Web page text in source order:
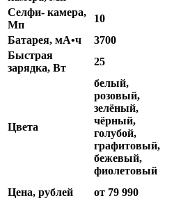
Селфи- камера,
Мп
10
Батарея, мА•ч
3700
Быстрая
зарядка, Вт
25
Цвета
белый,
розовый,
зелёный,
чёрный,
голубой,
графитовый,
бежевый,
фиолетовый
Цена, рублей от 79 990